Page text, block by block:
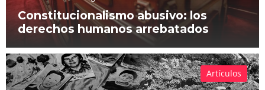
Constitucionalismo abusivo: los
derechos humanos arrebatados
Artículos